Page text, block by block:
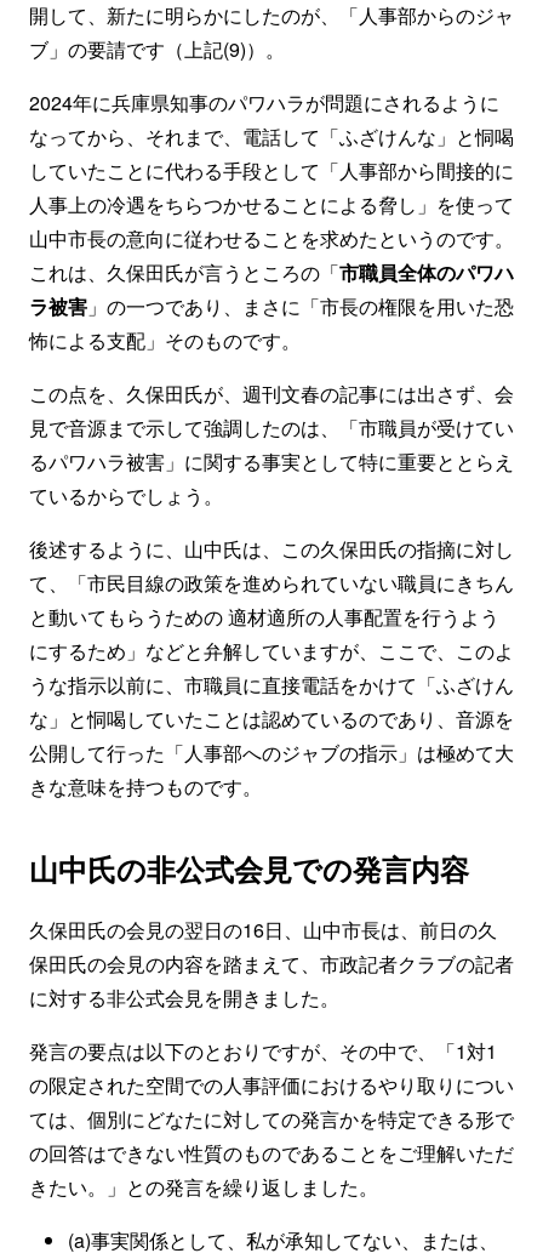
開して、新たに明らかにしたのが、「人事部からのジャ
ブ」の要請です（上記(9)）。
2024年に兵庫県知事のパワハラが問題にされるように
なってから、それまで、電話して「ふざけんな」と恫喝
していたことに代わる手段として「人事部から間接的に
人事上の冷遇をちらつかせることによる脅し」を使って
山中市長の意向に従わせることを求めたというのです。
これは、久保田氏が言うところの「市職員全体のパワハ
ラ被害 」の一つであり、まさに「市長の権限を用いた恐
怖による支配」そのものです。
この点を、久保田氏が、週刊文春の記事には出さず、会
見で音源まで示して強調したのは、「市職員が受けてい
るパワハラ被害」に関する事実として特に重要ととらえ
ているからでしょう。
後述するように、山中氏は、この久保田氏の指摘に対し
て、「市民目線の政策を進められていない職員にきちん
と動いてもらうための 適材適所の人事配置を行うよう
にするため」などと弁解していますが、ここで、このよ
うな指示以前に、市職員に直接電話をかけて「ふざけん
な」と恫喝していたことは認めているのであり、音源を
公開して行った「人事部へのジャブの指示」は極めて大
きな意味を持つものです。
山中氏の非公式会見での発言内容
久保田氏の会見の翌日の16日、山中市長は、前日の久
保田氏の会見の内容を踏まえて、市政記者クラブの記者
に対する非公式会見を開きました。
発言の要点は以下のとおりですが、その中で、「1対1
の限定された空間での人事評価におけるやり取りについ
ては、個別にどなたに対しての発言かを特定できる形で
の回答はできない性質のものであることをご理解いただ
きたい。」との発言を繰り返しました。
(a)事実関係として、私が承知してない、または、